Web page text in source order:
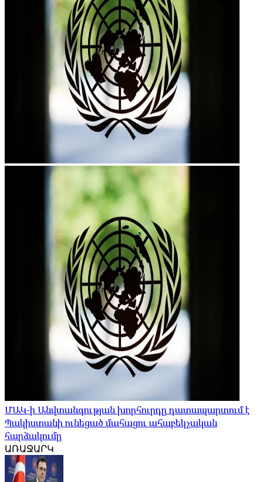
ՄԱԿ-ի Անվտանգության խորհուրդը դատապարտում է
Պակիստանի ունեցած մահացու ահաբեկչական
հարձակումը
ԱՌԱՋԱՐԿ